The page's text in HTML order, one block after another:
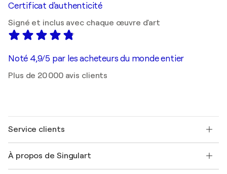
Certificat d'authenticité
Signé et inclus avec chaque œuvre d'art
Noté 4,9/5 par les acheteurs du monde entier
Plus de 20 000 avis clients
Service clients
Expédition
À propos de Singulart